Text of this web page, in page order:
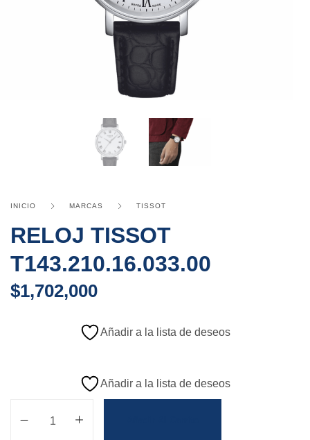
INICIO MARCAS TISSOT
RELOJ TISSOT
T143.210.16.033.00
$1,702,000
Añadir a la lista de deseos
Añadir a la lista de deseos